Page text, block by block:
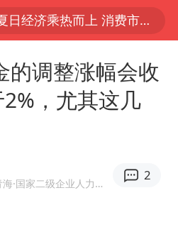
夏日经济乘热而上 消费市场向新而行
于东来回应胖东来近25年老店年底关闭
美将每月供乌爱国者拦截导弹
的调整涨幅会收
，尤其这几
海 ·国家二级企业人力资源管理师 网易号优质内容创作者
2